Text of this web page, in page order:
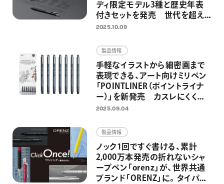
ディ限定モデル3種と歴史年表
付きセットを発売 世代を超え
て、学生からアーティストに愛さ
2025.10.09
製品情報
手軽なイラストから細密画まで
表現できる、アート向けミリペン
「POINTLINER（ポイントライナ
ー）」を新発売 カスレにくく安
定した描き心地で均一な線が描
2025.09.04
製品情報
ノック1回ですぐ書ける、累計
2,000万本発売の折れないシャ
ープペン「orenz」が、世界共通
ブランド「ORENZ」に。タイパに